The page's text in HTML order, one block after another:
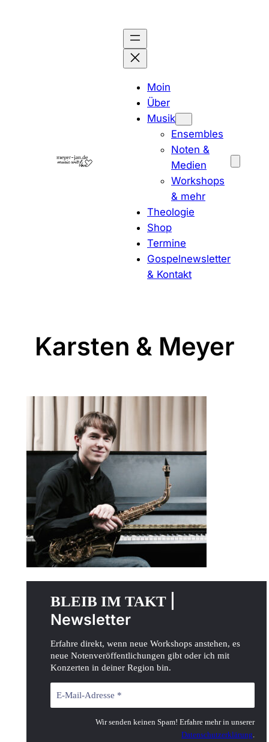
Moin
Über
Musik
Ensembles
Noten &
Medien
Workshops
& mehr
Theologie
Shop
Termine
Gospelnewsletter
& Kontakt
Karsten & Meyer
BLEIB IM TAKT|
Newsletter
Erfahre direkt, wenn neue Workshops anstehen, es
neue Notenveröffentlichungen gibt oder ich mit
Konzerten in deiner Region bin.
Wir senden keinen Spam! Erfahre mehr in unserer
Datenschutzerklärung.